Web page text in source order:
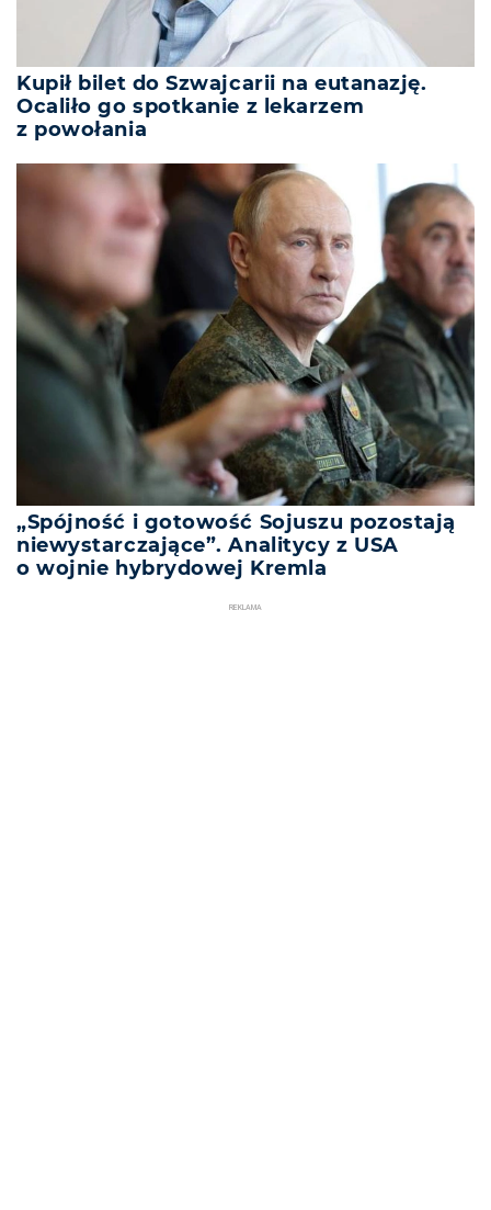
Kupił bilet do Szwajcarii na eutanazję.
Ocaliło go spotkanie z lekarzem
z powołania
„Spójność i gotowość Sojuszu pozostają
niewystarczające”. Analitycy z USA
o wojnie hybrydowej Kremla
REKLAMA